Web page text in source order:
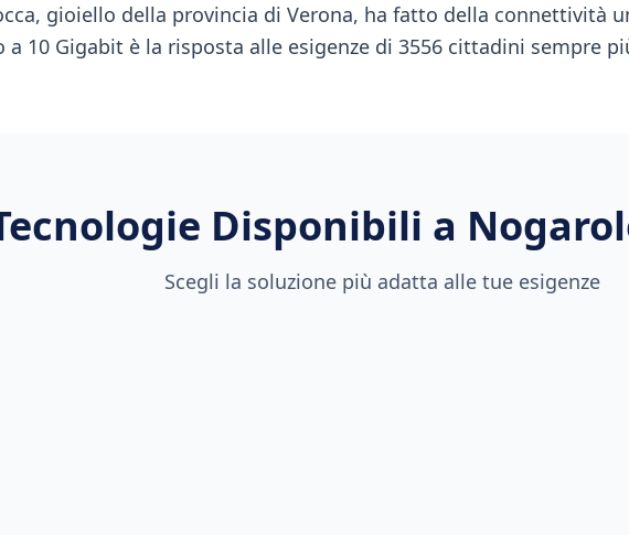
gioiello della provincia di Verona, ha fatto della connettività
a 10 Gigabit è la risposta alle esigenze di 3556 cittadini sempre
Disponibili a
Scegli la soluzione più adatta alle tue esigenze